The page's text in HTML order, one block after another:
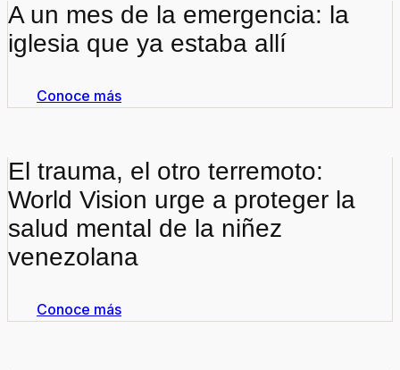
A un mes de la emergencia: la
iglesia que ya estaba allí
Conoce más
El trauma, el otro terremoto:
World Vision urge a proteger la
salud mental de la niñez
venezolana
Conoce más